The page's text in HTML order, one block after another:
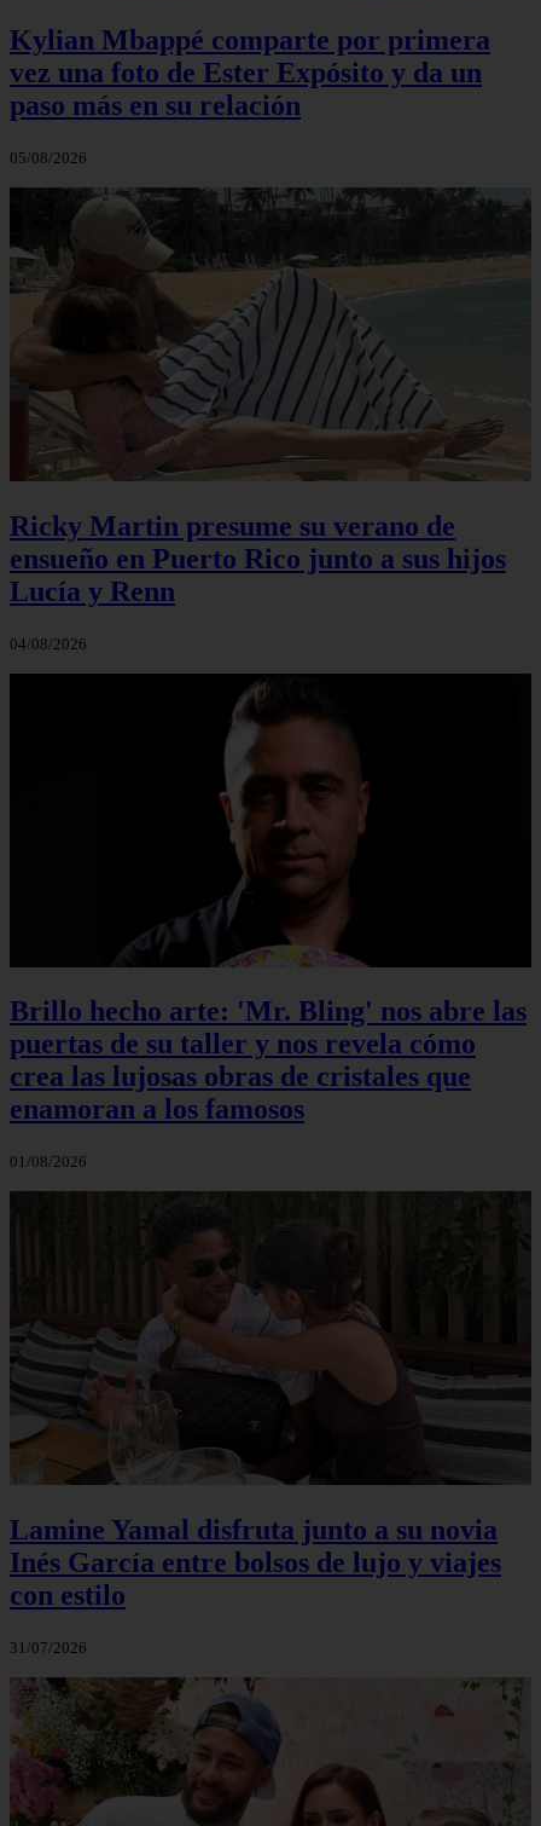
Kylian Mbappé comparte por primera
vez una foto de Ester Expósito y da un
paso más en su relación
05/08/2026
Ricky Martin presume su verano de
ensueño en Puerto Rico junto a sus hijos
Lucía y Renn
04/08/2026
Brillo hecho arte: 'Mr. Bling' nos abre las
puertas de su taller y nos revela cómo
crea las lujosas obras de cristales que
enamoran a los famosos
01/08/2026
Lamine Yamal disfruta junto a su novia
Inés García entre bolsos de lujo y viajes
con estilo
31/07/2026